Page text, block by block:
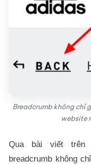
Breadcrumb không chỉ
website
Qua bài viết trên
breadcrumb không